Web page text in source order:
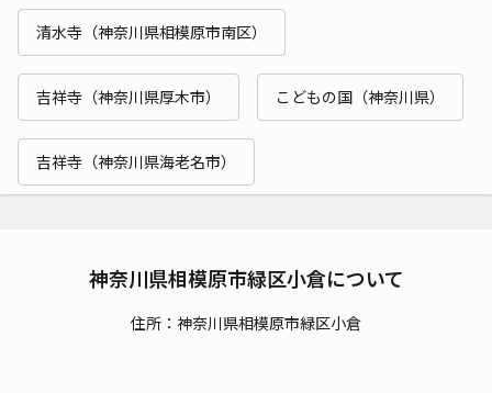
清水寺（神奈川県相模原市南区）
吉祥寺（神奈川県厚木市） こどもの国（神奈川県）
吉祥寺（神奈川県海老名市）
神奈川県相模原市緑区小倉について
住所：神奈川県相模原市緑区小倉